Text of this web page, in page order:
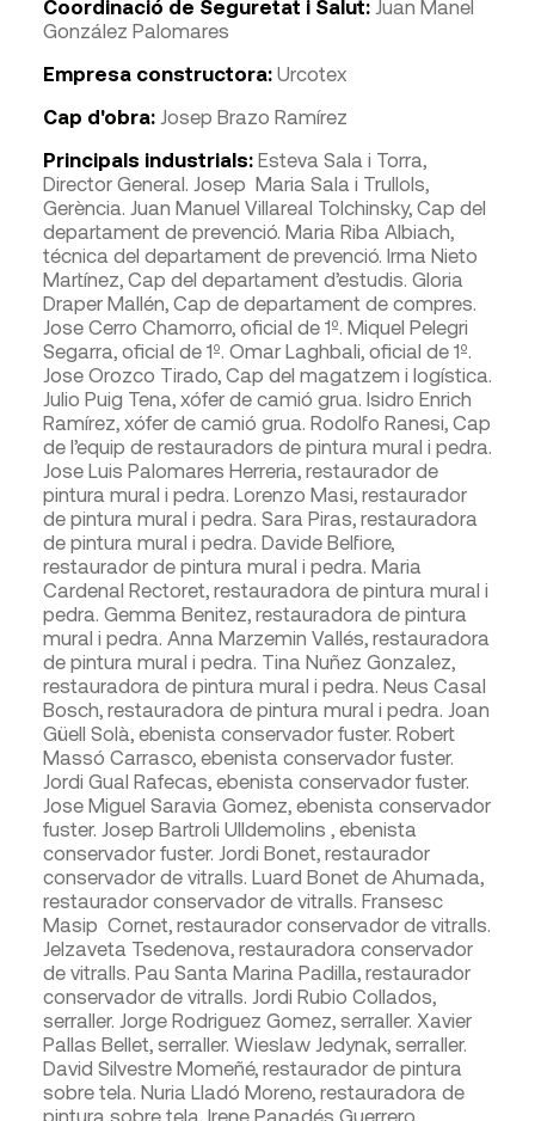
Coordinació de Seguretat i Salut: Juan Manel
González Palomares
Empresa constructora: Urcotex
Cap d'obra: Josep Brazo Ramírez
Principals industrials: Esteva Sala i Torra,
Director General. Josep Maria Sala i Trullols,
Gerència. Juan Manuel Villareal Tolchinsky, Cap del
departament de prevenció. Maria Riba Albiach,
técnica del departament de prevenció. Irma Nieto
Martínez, Cap del departament d’estudis. Gloria
Draper Mallén, Cap de departament de compres.
Jose Cerro Chamorro, oficial de 1º. Miquel Pelegri
Segarra, oficial de 1º. Omar Laghbali, oficial de 1º.
Jose Orozco Tirado, Cap del magatzem i logística.
Julio Puig Tena, xófer de camió grua. Isidro Enrich
Ramírez, xófer de camió grua. Rodolfo Ranesi, Cap
de l’equip de restauradors de pintura mural i pedra.
Jose Luis Palomares Herreria, restaurador de
pintura mural i pedra. Lorenzo Masi, restaurador
de pintura mural i pedra. Sara Piras, restauradora
de pintura mural i pedra. Davide Belfiore,
restaurador de pintura mural i pedra. Maria
Cardenal Rectoret, restauradora de pintura mural i
pedra. Gemma Benitez, restauradora de pintura
mural i pedra. Anna Marzemin Vallés, restauradora
de pintura mural i pedra. Tina Nuñez Gonzalez,
restauradora de pintura mural i pedra. Neus Casal
Bosch, restauradora de pintura mural i pedra. Joan
Güell Solà, ebenista conservador fuster. Robert
Massó Carrasco, ebenista conservador fuster.
Jordi Gual Rafecas, ebenista conservador fuster.
Jose Miguel Saravia Gomez, ebenista conservador
fuster. Josep Bartroli Ulldemolins , ebenista
conservador fuster. Jordi Bonet, restaurador
conservador de vitralls. Luard Bonet de Ahumada,
restaurador conservador de vitralls. Fransesc
Masip Cornet, restaurador conservador de vitralls.
Jelzaveta Tsedenova, restauradora conservador
de vitralls. Pau Santa Marina Padilla, restaurador
conservador de vitralls. Jordi Rubio Collados,
serraller. Jorge Rodriguez Gomez, serraller. Xavier
Pallas Bellet, serraller. Wieslaw Jedynak, serraller.
David Silvestre Momeñé, restaurador de pintura
sobre tela. Nuria Lladó Moreno, restauradora de
pintura sobre tela. Irene Panadés Guerrero,